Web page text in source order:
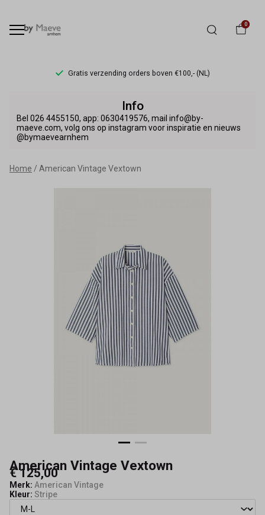
0
Gratis verzending orders boven €100,- (NL)
Vintage
Vextown
Info
Bel 026 4455150, app: 0630419576, mail info@by-
maeve.com, volg ons op instagram voor inspiratie en nieuws
@bymaevearnhem
Home American Vintage Vextown
American Vintage Vextown
€ 125,00
Merk: American Vintage
Kleur: Stripe